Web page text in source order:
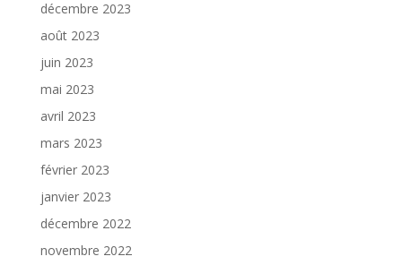
décembre 2023
août 2023
juin 2023
mai 2023
avril 2023
mars 2023
février 2023
janvier 2023
décembre 2022
novembre 2022